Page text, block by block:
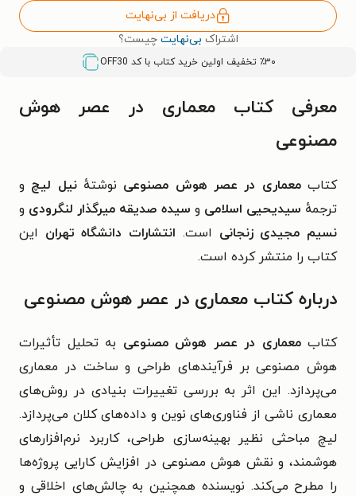
دریافت از بی‌نهایت
اشتراک بی‌نهایت چیست؟
٪۳۰ تخفیف اولین خرید کتاب با کد OFF30
معرفی کتاب معماری در عصر هوش
مصنوعی
کتابمعماری در عصر هوش مصنوعی نوشتهٔ نیل لیچ و
ترجمهٔ سیدیحیی اسلامی و سیده صدیقه میرگذار لنگرودی و
نسیم مجیدی زنجانی است. انتشارات دانشگاه تهران این
کتاب را منتشر کرده است.
درباره کتاب معماری در عصر هوش مصنوعی
کتابمعماری در عصر هوش مصنوعی به تحلیل تأثیرات
هوش مصنوعی بر فرآیندهای طراحی و ساخت در معماری
می‌پردازد. این اثر به بررسی تغییرات بنیادی در روش‌های
معماری ناشی از فناوری‌های نوین و داده‌های کلان می‌پردازد.
لیچ مباحثی نظیر بهینه‌سازی طراحی، کاربرد نرم‌افزارهای
هوشمند، و نقش هوش مصنوعی در افزایش کارایی پروژه‌ها
را مطرح می‌کند. نویسنده همچنین به چالش‌های اخلاقی و